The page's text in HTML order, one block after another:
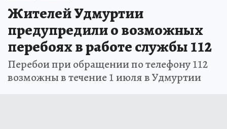
Жителей Удмуртии
предупредили о возможных
перебоях в работе службы 112
Перебои при обращении по телефону 112
возможны в течение 1 июля в Удмуртии